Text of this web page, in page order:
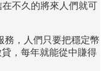
不久的將來人們就可
務，人們只要把穩定幣
貸，每年就能從中賺得